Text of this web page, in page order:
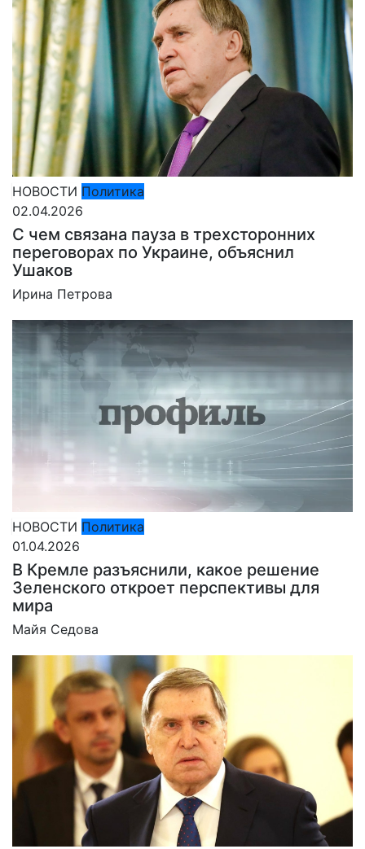
НОВОСТИ Политика
02.04.2026
С чем связана пауза в трехсторонних
переговорах по Украине, объяснил
Ушаков
Ирина Петрова
НОВОСТИ Политика
01.04.2026
В Кремле разъяснили, какое решение
Зеленского откроет перспективы для
мира
Майя Седова